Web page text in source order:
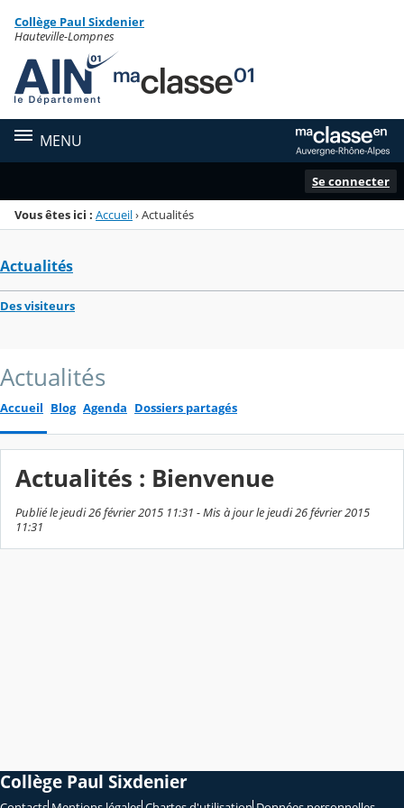
Menu de la rubrique
Contenu
Collège Paul Sixdenier
Hauteville-Lompnes
MENU
Se connecter
Vous êtes ici : Accueil›Actualités
Actualités
Des visiteurs
Actualités
Accueil Blog Agenda Dossiers partagés
Actualités : Bienvenue
Publié le jeudi 26 février 2015 11:31 - Mis à jour le jeudi 26 février 2015
11:31
Collège Paul Sixdenier